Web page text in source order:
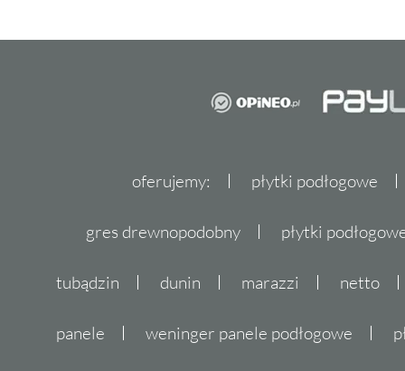
oferujemy: płytki podłogowe
gres drewnopodobny płytki
tubądzin dunin marazzi netto
panele weninger panele podłogowe